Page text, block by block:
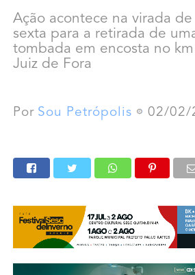
Ação acontece na virada
sexta para a retirada de
tombada em encosta no
Juiz de Fora
Por Sou Petrópolis 02/02/